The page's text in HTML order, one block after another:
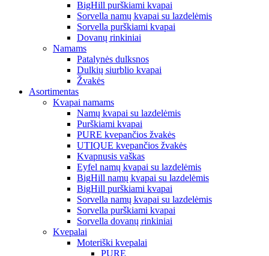
BigHill purškiami kvapai
Sorvella namų kvapai su lazdelėmis
Sorvella purškiami kvapai
Dovanų rinkiniai
Namams
Patalynės dulksnos
Dulkių siurblio kvapai
Žvakės
Asortimentas
Kvapai namams
Namų kvapai su lazdelėmis
Purškiami kvapai
PURE kvepančios žvakės
UTIQUE kvepančios žvakės
Kvapnusis vaškas
Eyfel namų kvapai su lazdelėmis
BigHill namų kvapai su lazdelėmis
BigHill purškiami kvapai
Sorvella namų kvapai su lazdelėmis
Sorvella purškiami kvapai
Sorvella dovanų rinkiniai
Kvepalai
Moteriški kvepalai
PURE